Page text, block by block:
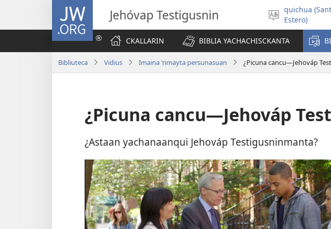
JW.ORG
Jehóvap Testigusnin
quichua
Estero)
CKALLARIN BIBLIA YACHACHISCKANTA
Bibliuteca Vidius Imaina ‘rimayta persunasuan ¿Picuna cancu—Jehováp
¿Picuna cancu—Jehováp
¿Astaan yachanaanqui Jehováp Testigusninmanta?